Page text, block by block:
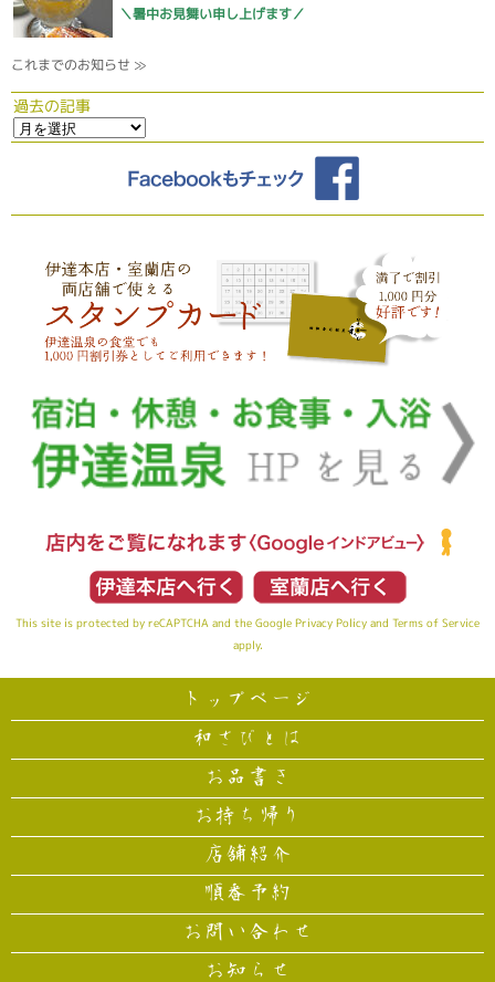
＼暑中お見舞い申し上げます／
これまでのお知らせ ≫
過去の記事
This site is protected by reCAPTCHA and the Google Privacy Policy and Terms of Service
apply.
トップページ
和さびとは
お品書き
お持ち帰り
店舗紹介
順番予約
お問い合わせ
お知らせ